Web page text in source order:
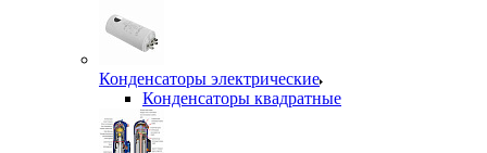
Конденсаторы электрические
Конденсаторы квадратные